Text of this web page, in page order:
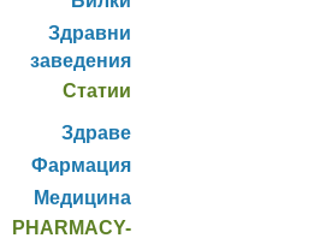
Здравни
заведения
Статии
Здраве
Фармация
Медицина
PHARMACY-